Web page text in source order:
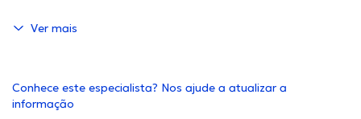
Ver mais
Conhece este especialista? Nos ajude a atualizar a
informação